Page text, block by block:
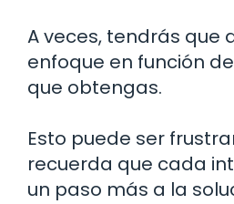
A veces, tendrás que
enfoque en función
que obtengas.
Esto puede ser
recuerda que cada
un paso más a la